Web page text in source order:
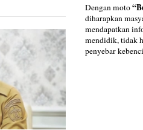
Dengan moto
diharapkan
mendapatkan
mendidik, tidak
penyebar